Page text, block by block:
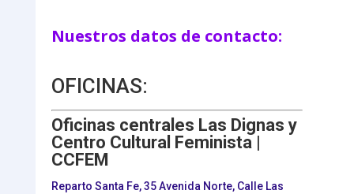
Nuestros datos de contacto:
OFICINAS:
Oficinas centrales Las Dignas y
Centro Cultural Feminista |
CCFEM
Reparto Santa Fe, 35 Avenida Norte, Calle Las